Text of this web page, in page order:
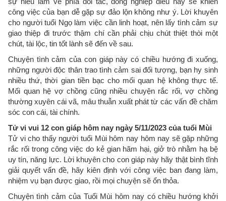
công việc của bạn dễ gặp sự đảo lộn không như ý. Lời khuyên
cho người tuổi Ngọ làm việc cần linh hoạt, nên lấy tình cảm sự
giao thiệp đi trước thậm chí cần phải chịu chút thiệt thòi một
chút, tài lộc, tin tốt lành sẽ đến về sau.
Chuyện tình cảm của con giáp này có chiều hướng đi xuống,
những người độc thân trao tình cảm sai đối tượng, bạn hy sinh
nhiều thứ, thời gian tiền bạc cho mối quan hệ không thực tế.
Mối quan hệ vợ chồng cũng nhiều chuyện rắc rối, vợ chồng
thường xuyên cái vã, mâu thuẫn xuất phát từ các vấn đề chăm
sóc con cái, tài chính.
Tử vi vui 12 con giáp hôm nay ngày 5/11/2023 của tuổi Mùi
Tử vi cho thấy người tuổi Mùi hôm nay hôm nay sẽ gặp những
rắc rối trong công việc do kẻ gian hãm hại, giở trò nhằm hạ bệ
uy tín, năng lực. Lời khuyên cho con giáp này hãy thật bình tĩnh
giải quyết vấn đề, hãy kiên định với công việc ban đang làm,
nhiệm vụ bạn được giao, rồi mọi chuyện sẽ ổn thỏa.
Chuyện tình cảm của Tuổi Mùi hôm nay có chiều hướng khởi